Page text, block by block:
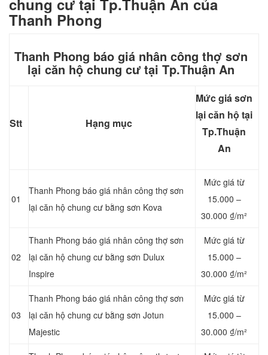
chung cư tại Tp.Thuận An của
Thanh Phong
Thanh Phong báo giá nhân công thợ sơn
lại căn hộ chung cư tại Tp.Thuận An
Stt Hạng mục
Mức giá sơn
lại căn hộ tại
Tp.Thuận
An
01
Thanh Phong báo giá nhân công thợ sơn
lại căn hộ chung cư bằng sơn Kova
Mức giá từ
15.000 –
30.000 ₫/m²
02
Thanh Phong báo giá nhân công thợ sơn
lại căn hộ chung cư bằng sơn Dulux
Inspire
Mức giá từ
15.000 –
30.000 ₫/m²
03
Thanh Phong báo giá nhân công thợ sơn
lại căn hộ chung cư bằng sơn Jotun
Majestic
Mức giá từ
15.000 –
30.000 ₫/m²